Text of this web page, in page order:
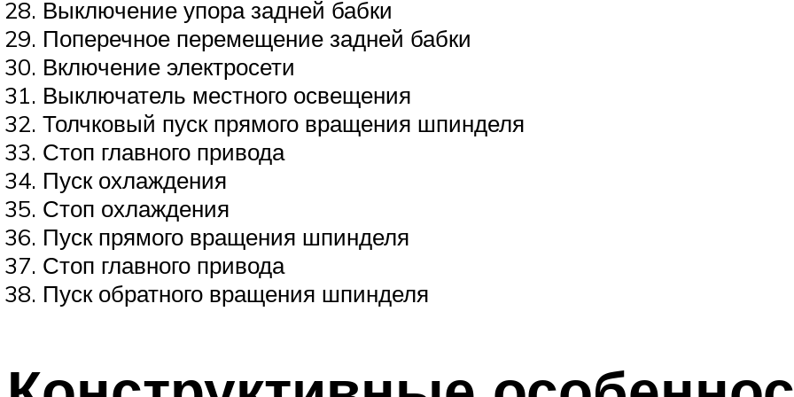
Выключение упора задней бабки
Поперечное перемещение задней бабки
Включение электросети
Выключатель местного освещения
Толчковый пуск прямого вращения шпинделя
Стоп главного привода
Пуск охлаждения
Стоп охлаждения
Пуск прямого вращения шпинделя
Стоп главного привода
Пуск обратного вращения шпинделя